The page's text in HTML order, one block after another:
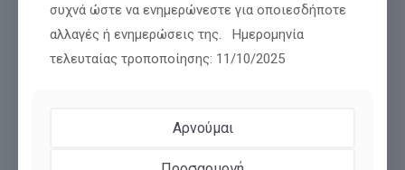
συχνά ώστε να ενημερώνεστε για οποιεσδήποτε
αλλαγές ή ενημερώσεις της. Ημερομηνία
τελευταίας τροποποίησης: 11/10/2025
Αρνούμαι